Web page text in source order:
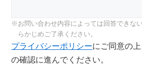
お問い合わせ内容によっては回答できな
らかじめご了承ください。
プライバシーポリシーにご同意の
の確認に進んでください。